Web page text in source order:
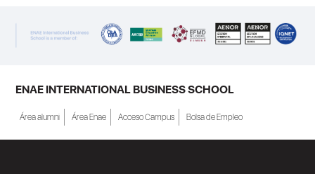
a Crecer". El programa está dirigido a
personas inscritas como demandantes de
becas de estudio parciales (50%), además
de al menos una beca...
ENAE INTERNATIONAL BUSINESS SCHOOL
Área alumni Área Enae Acceso Campus Bolsa de Empleo